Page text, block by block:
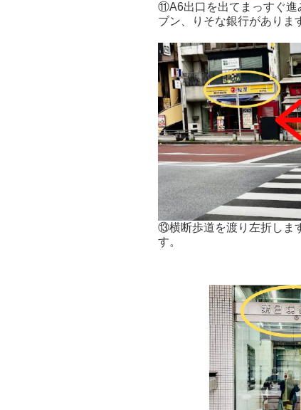
⑪A6出口を出てまっすぐ進
ブン、りそな銀行がありま
⑬横断歩道を渡り左折しま
す。